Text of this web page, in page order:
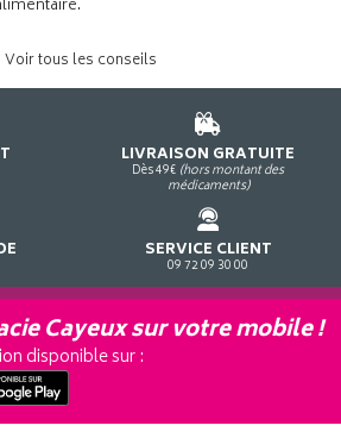
Voir tous les conseils
LIVRAISON GRATUITE
Dès 49€ (hors montant des
médicaments)
SERVICE CLIENT
09 72 09 30 00
Cayeux sur votre mobile !
disponible sur :